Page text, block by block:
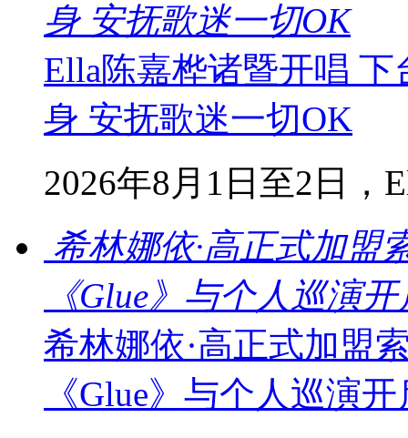
身 安抚歌迷一切OK
Ella陈嘉桦诸暨开唱
身 安抚歌迷一切OK
2026年8月1日至2日，
希林娜依·高正式加盟
《Glue》与个人巡演
希林娜依·高正式加盟
《Glue》与个人巡演